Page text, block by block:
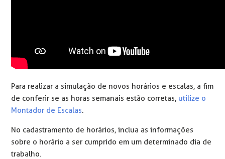
Para realizar a simulação de novos horários e escalas, a fim
de conferir se as horas semanais estão corretas, utilize o
Montador de Escalas.
No cadastramento de horários, inclua as informações
sobre o horário a ser cumprido em um determinado dia de
trabalho.